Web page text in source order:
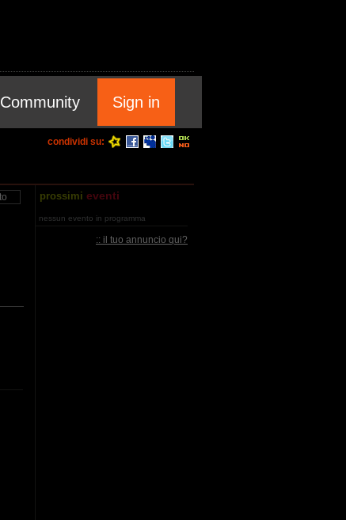
Community Sign in
condividi su:
prossimi eventi
nessun evento in programma
:: il tuo annuncio qui?